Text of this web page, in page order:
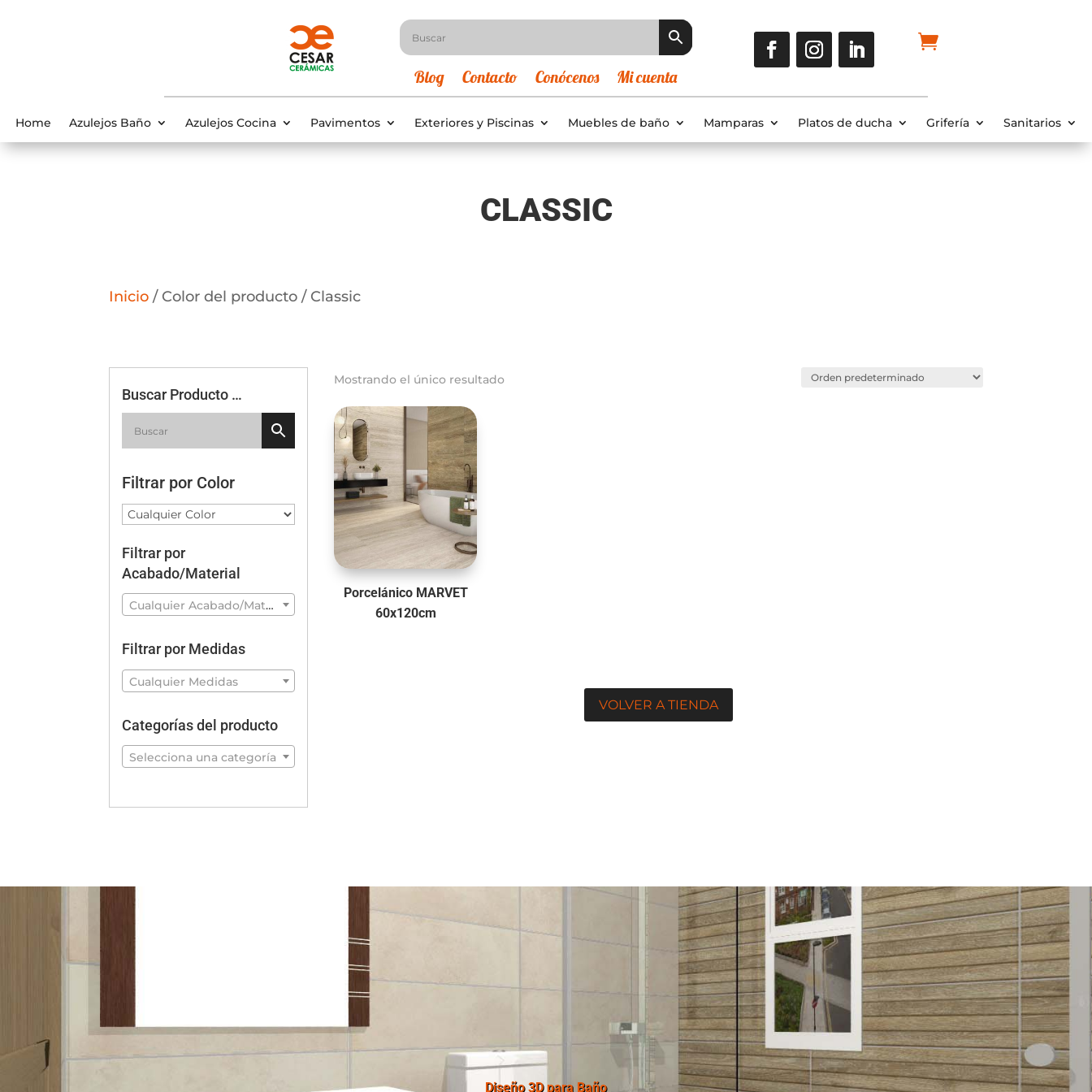
Blog Contacto Conócenos Mi cuenta
Home Azulejos Baño Azulejos Cocina Pavimentos Exteriores y Piscinas Muebles de baño Mamparas Platos de ducha Grifería Sanitarios
CLASSIC
Inicio / Color del producto / Classic
Buscar Producto …
Filtrar por Color
Filtrar por
Acabado/Material
Cualquier Acabado/Material
Filtrar por Medidas
Cualquier Medidas
Categorías del producto
Selecciona una categoría
Mostrando el único resultado
Porcelánico MARVET
60x120cm
VOLVER A TIENDA
Diseño 3D para Baño